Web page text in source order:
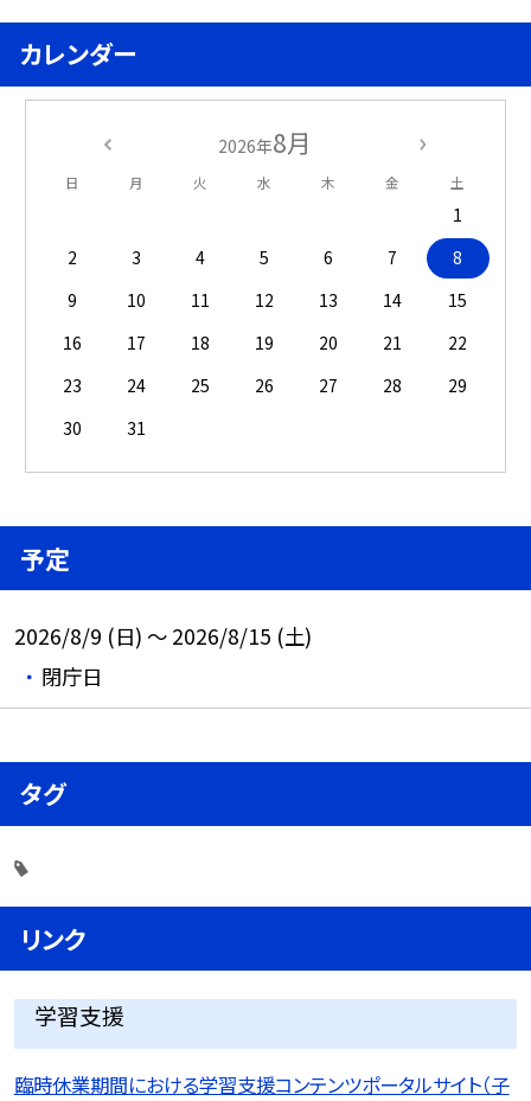
カレンダー
2026年8月
日 月 火 水 木 金 土
1
2
3 4 5 6 7
8
9
10 11 12 13 14
15
16
17 18 19 20 21
22
23
24 25 26 27 28
29
30
31
予定
2026/8/9 (日) ～ 2026/8/15 (土)
閉庁日
タグ
リンク
学習支援
臨時休業期間における学習支援コンテンツポータルサイト（子